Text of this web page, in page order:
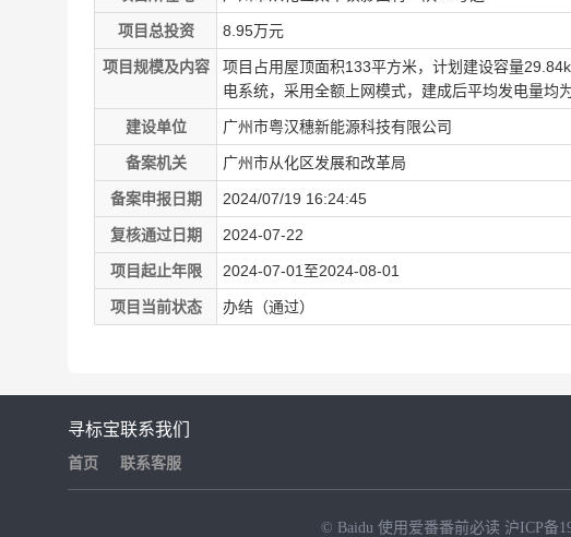
项目总投资 8.95万元
项目规模及内容
项目占用屋顶面积133平方米，计划建设容量
电系统，采用全额上网模式，建成后平均发电量
建设单位 广州市粤汉穗新能源科技有限公司
备案机关 广州市从化区发展和改革局
备案申报日期 2024/07/19 16:24:45
复核通过日期 2024-07-22
项目起止年限 2024-07-01至2024-08-01
项目当前状态 办结（通过）
寻标宝
首页
联系我们
联系客服
© Baidu 使用爱番番前必读 沪ICP备